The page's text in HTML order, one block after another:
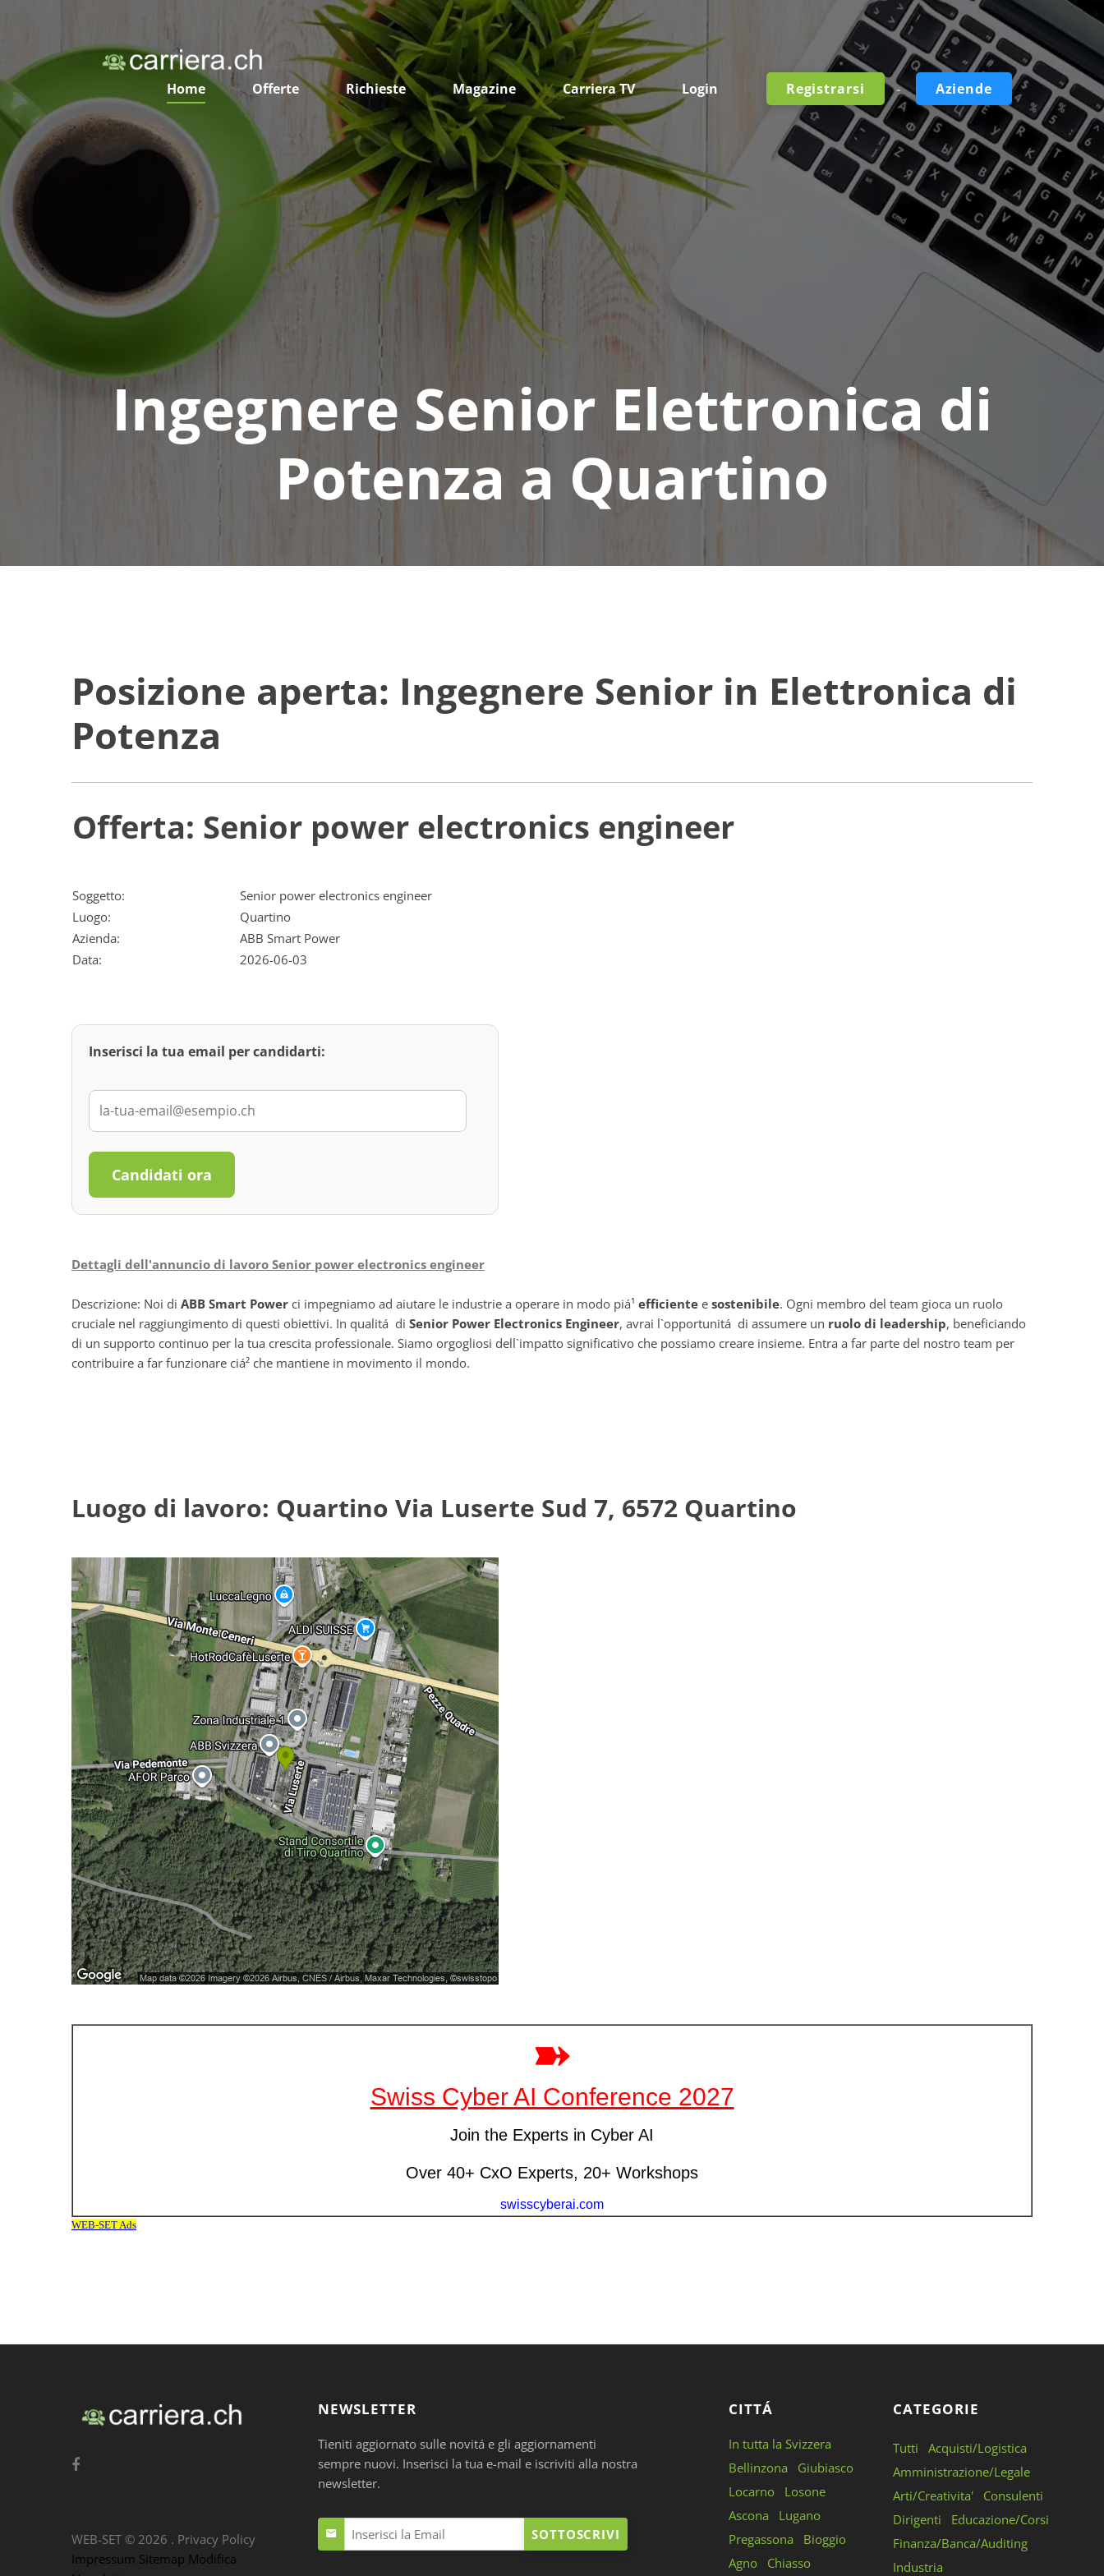
Home Offerte Richieste Magazine Carriera TV Login Registrarsi - Aziende
Ingegnere Senior Elettronica di
Potenza a Quartino
Posizione aperta: Ingegnere Senior in Elettronica di
Potenza
Offerta: Senior power electronics engineer
Soggetto:
Senior power electronics engineer
Luogo:
Quartino
Azienda:
ABB Smart Power
Data:
2026-06-03
Inserisci la tua email per candidarti:
Candidati ora
Dettagli dell'annuncio di lavoro Senior power electronics engineer
Descrizione: Noi di ABB Smart Power ci impegniamo ad aiutare le industrie a operare in modo piá¹ efficiente e sostenibile. Ogni membro del team gioca un ruolo
cruciale nel raggiungimento di questi obiettivi. In qualitá di Senior Power Electronics Engineer, avrai l`opportunitá di assumere un ruolo di leadership, beneficiando
di un supporto continuo per la tua crescita professionale. Siamo orgogliosi dell`impatto significativo che possiamo creare insieme. Entra a far parte del nostro team per
contribuire a far funzionare ciá² che mantiene in movimento il mondo.
Luogo di lavoro: Quartino Via Luserte Sud 7, 6572 Quartino
NEWSLETTER
Tieniti aggiornato sulle novitá e gli aggiornamenti
sempre nuovi. Inserisci la tua e-mail e iscriviti alla nostra
newsletter.
SOTTOSCRIVI
CITTÁ
In tutta la Svizzera
Bellinzona
Giubiasco
Locarno
Losone
Ascona
Lugano
Pregassona
Bioggio
Agno
Chiasso
CATEGORIE
Tutti
Acquisti/Logistica
Amministrazione/Legale
Arti/Creativita'
Consulenti
Dirigenti
Educazione/Corsi
Finanza/Banca/Auditing
Industria
WEB-SET © 2026 . Privacy Policy
Impressum Sitemap Modifica